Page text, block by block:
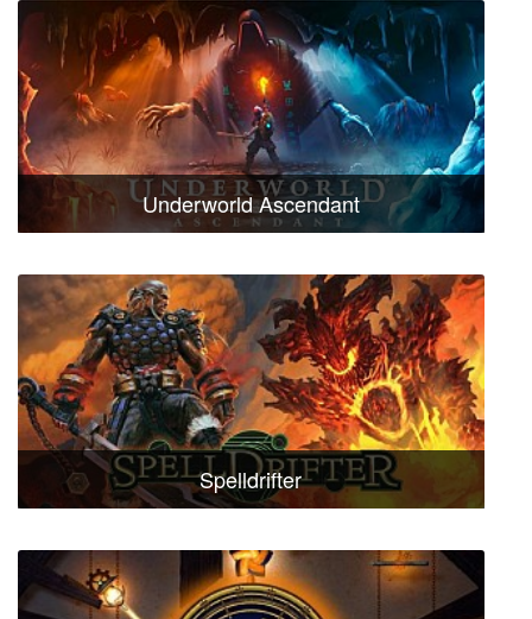
Underworld Ascendant
Spelldrifter